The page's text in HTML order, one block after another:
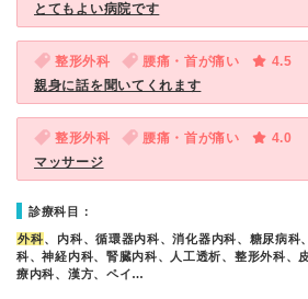
とてもよい病院です
整形外科 腰痛・首が痛い
4.5
親身に話を聞いてくれます
整形外科 腰痛・首が痛い
4.0
マッサージ
診療科目：
外科、内科、循環器内科、消化器内科、糖尿病科
科、神経内科、腎臓内科、人工透析、整形外科、
療内科、漢方、ペイ…